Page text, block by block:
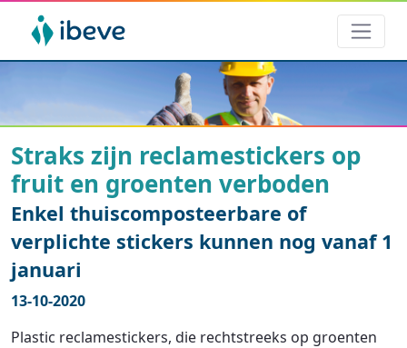
Straks zijn reclamestickers op
fruit en groenten verboden
Enkel thuiscomposteerbare of
verplichte stickers kunnen nog vanaf 1
januari
13-10-2020
Plastic reclamestickers, die rechtstreeks op groenten